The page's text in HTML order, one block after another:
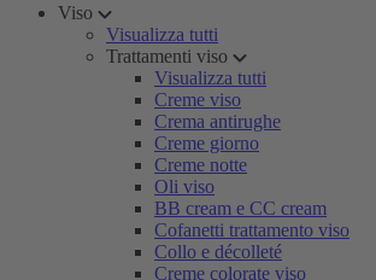
Viso
Visualizza tutti
Trattamenti viso
Visualizza tutti
Creme viso
Crema antirughe
Creme giorno
Creme notte
Oli viso
BB cream e CC cream
Cofanetti trattamento viso
Collo e décolleté
Creme colorate viso